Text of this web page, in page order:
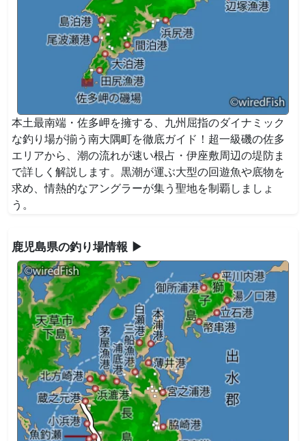
本土最南端・佐多岬を擁する、九州屈指のダイナミック
な釣り場が揃う南大隅町を徹底ガイド！超一級磯の佐多
エリアから、潮の流れが速い根占・伊座敷周辺の堤防ま
で詳しく解説します。黒潮が運ぶ大型の回遊魚や底物を
求め、情熱的なアングラーが集う聖地を制覇しましょ
う。
鹿児島県の釣り場情報 ▶